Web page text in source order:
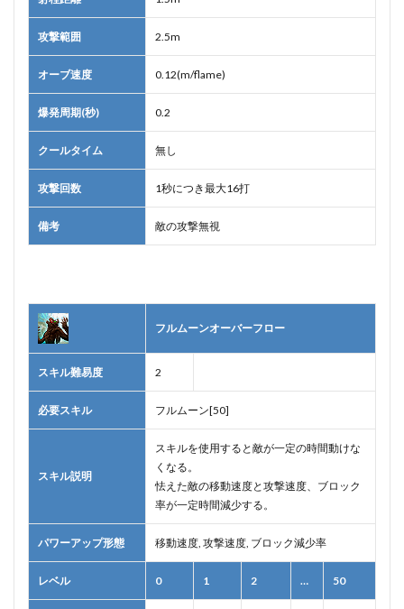
攻撃範囲 2.5m
オーブ速度 0.12(m/flame)
爆発周期(秒) 0.2
クールタイム 無し
攻撃回数 1秒につき最大16打
備考 敵の攻撃無視
フルムーンオーバーフロー
スキル難易度 2
必要スキル フルムーン[50]
スキル説明
スキルを使用すると敵が一定の時間動けな
くなる。
怯えた敵の移動速度と攻撃速度、ブロック
率が一定時間減少する。
パワーアップ形態 移動速度, 攻撃速度, ブロック減少率
レベル 0 1 2 … 50